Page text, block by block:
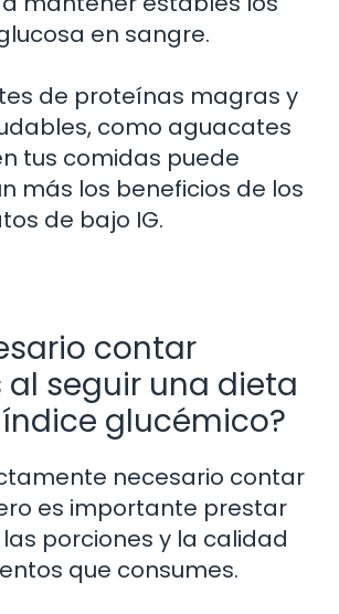
en sangre.
de proteínas magras y
como aguacates
tus comidas puede
más los beneficios de los
de bajo IG.
contar
seguir una dieta
glucémico?
necesario contar
es importante prestar
porciones y la calidad
que consumes.